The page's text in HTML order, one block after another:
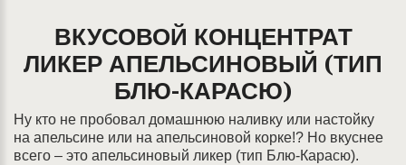
ВКУСОВОЙ КОНЦЕНТРАТ
ЛИКЕР АПЕЛЬСИНОВЫЙ (ТИП
БЛЮ-КАРАСЮ)
Ну кто не пробовал домашнюю наливку или настойку
на апельсине или на апельсиновой корке!? Но вкуснее
всего – это апельсиновый ликер (тип Блю-Карасю).